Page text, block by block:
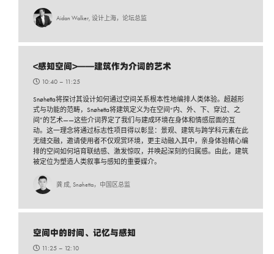
Aidan Walker, 设计上海，论坛总监
<感知空间>——建筑作为介词的艺术
10:40 – 11:25
Snøhetta将探讨其设计如何通过空间关系根本性地编排人类体验。超越形
式与功能的范畴，Snøhetta将建筑定义为在空间“内、外、下、穿过、之
间”的艺术——这些介词界定了我们与建成环境在身体和情感层面的互
动。这一理念将通过标志性项目得以彰显：景观、建筑与跨学科元素在此
无缝交融，邀请使用者不仅观赏环境，更主动融入其中，亲身体验精心编
排的空间如何培育联结感、激发惊叹，并唤起深刻的归属感。由此，建筑
被定位为塑造人类叙事与感知的重要媒介。
龚 成, Snøhetta，中国区总监
空间中的时间、记忆与感知
11:25 – 12:10